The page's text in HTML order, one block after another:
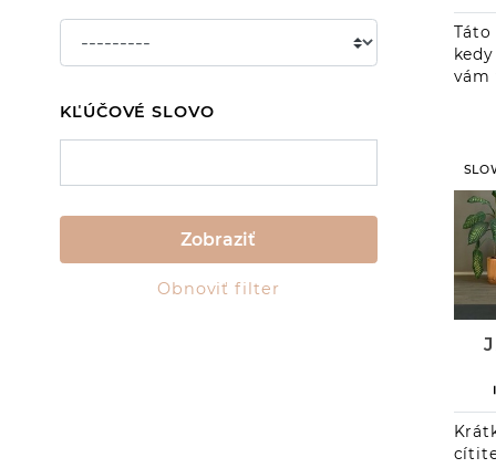
KĽÚČOVÉ SLOVO
Zobraziť
Obnoviť filter
vám